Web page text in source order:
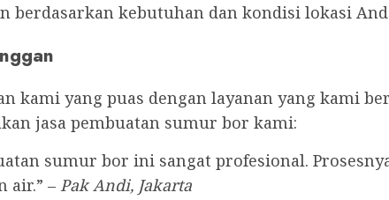
berdasarkan kebutuhan dan kondisi lokasi
kami yang puas dengan layanan yang kami
jasa pembuatan sumur bor kami:
sumur bor ini sangat profesional.
air.” – Pak Andi, Jakarta